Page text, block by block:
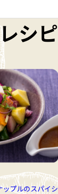
シピ
ップルのスパイシ